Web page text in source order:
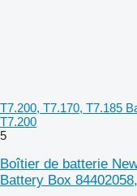
T7.200, T7.170, T7.185
T7.200
5
Boîtier de batterie
Battery Box